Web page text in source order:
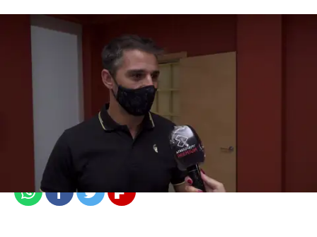
Carmen Marar
Madrid
Publicado: 27 de diciembre de 2021, 19:03
WhatsappFacebook
TwitterFlipboard